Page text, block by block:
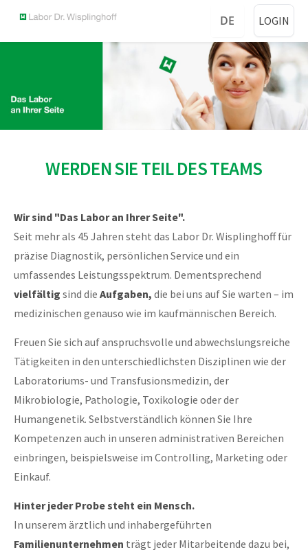
DE LOGIN
WERDEN SIE TEIL DES TEAMS
Wir sind "Das Labor an Ihrer Seite".
Seit mehr als 45 Jahren steht das Labor Dr. Wisplinghoff für
präzise Diagnostik, persönlichen Service und ein
umfassendes Leistungsspektrum. Dementsprechend
vielfältig sind die Aufgaben, die bei uns auf Sie warten – im
medizinischen genauso wie im kaufmännischen Bereich.
Freuen Sie sich auf anspruchsvolle und abwechslungsreiche
Tätigkeiten in den unterschiedlichsten Disziplinen wie der
Laboratoriums- und Transfusionsmedizin, der
Mikrobiologie, Pathologie, Toxikologie oder der
Humangenetik. Selbstverständlich können Sie Ihre
Kompetenzen auch in unseren administrativen Bereichen
einbringen, beispielsweise im Controlling, Marketing oder
Einkauf.
Hinter jeder Probe steht ein Mensch.
In unserem ärztlich und inhabergeführten
Familienunternehmen trägt jeder Mitarbeitende dazu bei,